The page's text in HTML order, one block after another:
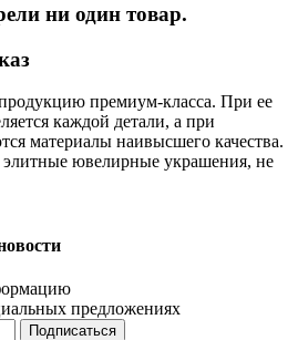
ни один товар.
премиум-класса. При ее
каждой детали, а при
материалы наивысшего качества.
элитные ювелирные украшения, не
предложениях